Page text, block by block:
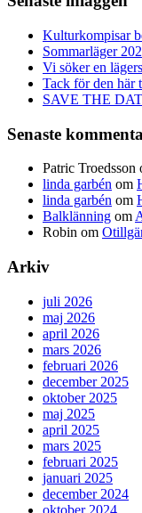
Kulturkompisar
Sommarläger
Vi söker en
Tack för den här
SAVE THE
Senaste
Patric Troedsson
linda garbén om
linda garbén om
Balklänning om
Robin om
Arkiv
juli 2026
maj 2026
april 2026
mars 2026
februari 2026
december 2025
oktober 2025
maj 2025
april 2025
mars 2025
februari 2025
januari 2025
december 2024
oktober 2024